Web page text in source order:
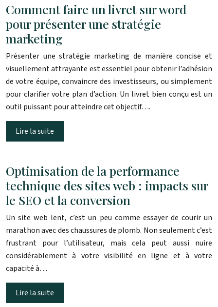
Comment faire un livret sur word
pour présenter une stratégie
marketing
Présenter une stratégie marketing de manière concise et
visuellement attrayante est essentiel pour obtenir l’adhésion
de votre équipe, convaincre des investisseurs, ou simplement
pour clarifier votre plan d’action. Un livret bien conçu est un
outil puissant pour atteindre cet objectif….
Lire la suite
Optimisation de la performance
technique des sites web : impacts sur
le SEO et la conversion
Un site web lent, c’est un peu comme essayer de courir un
marathon avec des chaussures de plomb. Non seulement c’est
frustrant pour l’utilisateur, mais cela peut aussi nuire
considérablement à votre visibilité en ligne et à votre
capacité à…
Lire la suite